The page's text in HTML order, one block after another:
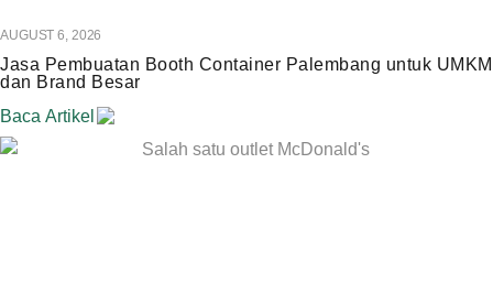
AUGUST 6, 2026
Jasa Pembuatan Booth Container Palembang untuk UMKM
dan Brand Besar
Baca Artikel